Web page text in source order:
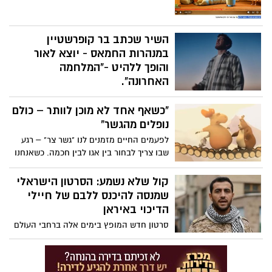
השיר שכתב בר קופרשטיין
במנהרות החמאס - יוצא לאור
והופך ללהיט -"המלחמה
האחרונה".
חמישה חודשים לאחר ששב מהשבי, בר
קופרשטיין מוציא יחד עם הזמר אלייצור את
השיר החדש "המלחמה האחרונה". מדובר
ביצירה מרגשת במיוחד, שנולדה מתוך יומן
אישי שבר כתב בזמן שהוחזק במנהרות בעזה,
"כשאף אחד לא מוכן לוותר – כולם
נופלים מהגשר"
לפעמים החיים מזמנים לנו "גשר צר" – רגע
שבו צריך לבחור בין אגו לבין חכמה. כשאנחנו
מתעקשים לנצח בכל מחיר, אנחנו עלולים
להפסיד הרבה יותר. לפעמים דווקא מי שמוכן
לזוז צעד אחד אחורה – הוא זה שמתקדם
קול שלא נשמע: הסרטון הישראלי
שמנסה להיכנס ללבם של חיילי
הדיכוי באיראן
סרטון חדש המופץ בימים אלה ברחבי העולם
מבקש להאיר זווית כמעט לא מדוברת של
המחאה האיראנית: עולמם הפנימי של חיילי
הדיכוי עצמם. לא המפקדים, לא מקבלי